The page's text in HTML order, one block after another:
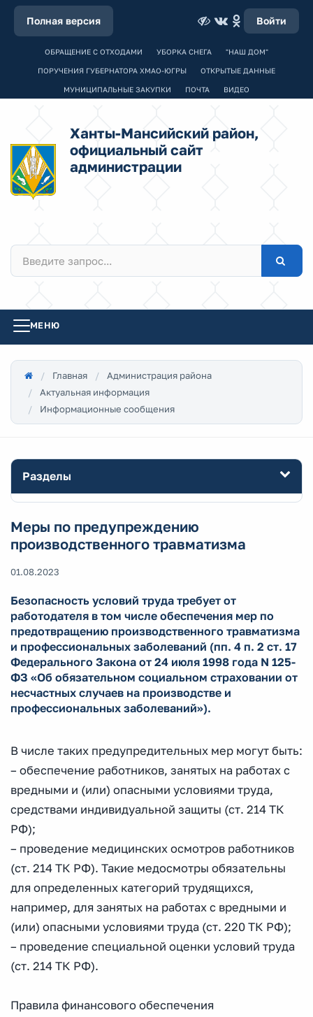
Полная версия Войти
ОБРАЩЕНИЕ С ОТХОДАМИ УБОРКА СНЕГА "НАШ ДОМ"
ПОРУЧЕНИЯ ГУБЕРНАТОРА ХМАО-ЮГРЫ ОТКРЫТЫЕ ДАННЫЕ
МУНИЦИПАЛЬНЫЕ ЗАКУПКИ ПОЧТА ВИДЕО
Ханты-Мансийский район,
официальный сайт
администрации
МЕНЮ
Главная
Администрация района
Актуальная информация
Информационные сообщения
Разделы
Меры по предупреждению
производственного травматизма
01.08.2023
Безопасность условий труда требует от
работодателя в том числе обеспечения мер по
предотвращению производственного травматизма
и профессиональных заболеваний (пп. 4 п. 2 ст. 17
Федерального Закона от 24 июля 1998 года N 125-
ФЗ «Об обязательном социальном страховании от
несчастных случаев на производстве и
профессиональных заболеваний»).
В числе таких предупредительных мер могут быть:
– обеспечение работников, занятых на работах с
вредными и (или) опасными условиями труда,
средствами индивидуальной защиты (ст. 214 ТК
РФ);
– проведение медицинских осмотров работников
(ст. 214 ТК РФ). Такие медосмотры обязательны
для определенных категорий трудящихся,
например, для занятых на работах с вредными и
(или) опасными условиями труда (ст. 220 ТК РФ);
– проведение специальной оценки условий труда
(ст. 214 ТК РФ).
Правила финансового обеспечения